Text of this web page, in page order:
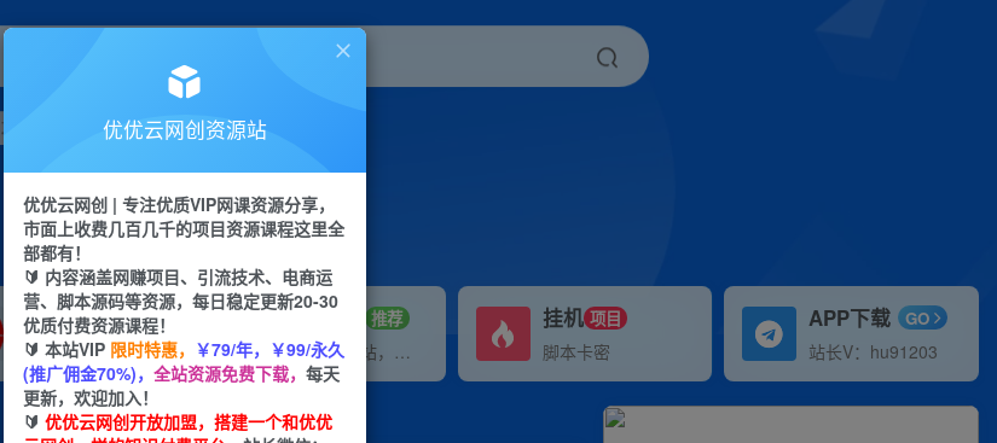
项目 引流 小红书 短视频
VIP推广
70%分佣
会员专属推广链接
招募站长 推荐
搭建同款网站，自己当老板
挂机 项目
脚本卡密
APP下载 GO
站长V：hu91203
优优云网创资源站
优优云网创 | 专注优质VIP网课资源分享，
市面上收费几百几千的项目资源课程这里全
部都有！
🔰 内容涵盖网赚项目、引流技术、电商运
营、脚本源码等资源，每日稳定更新20-30
优质付费资源课程！
🔰 本站VIP 限时特惠， ￥79/年，￥99/永久
(推广佣金70%)， 全站资源免费下载， 每天
更新，欢迎加入！
🔰 优优云网创开放加盟，搭建一个和优优